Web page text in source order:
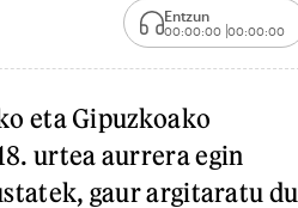
Entzun
00:00:00 00:00:00
eta Gipuzkoako
urtea aurrera egin
gaur argitaratu du